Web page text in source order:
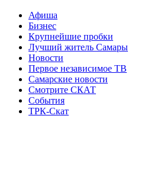
Афиша
Бизнес
Крупнейшие пробки
Лучший житель Самары
Новости
Первое независимое ТВ
Самарские новости
Смотрите СКАТ
События
ТРК-Скат